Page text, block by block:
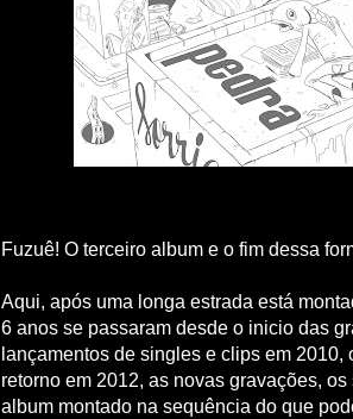
Fuzuê! O terceiro album e o fim dessa
Aqui, após uma longa estrada está
6 anos se passaram desde o inicio das
lançamentos de singles e clips em 2010,
retorno em 2012, as novas gravações,
album montado na sequência do que